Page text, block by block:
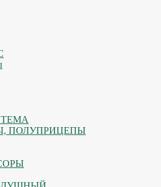
ПОЛУПРИЦЕПЫ